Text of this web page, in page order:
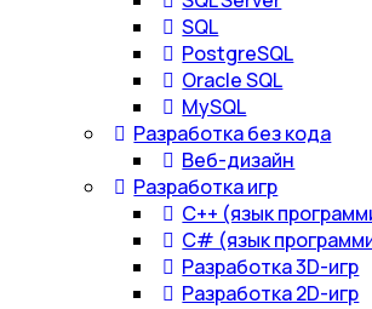
SQL
PostgreSQL
Oracle SQL
MySQL
Разработка без кода
Веб-дизайн
Разработка игр
С++ (язык
С# (язык
Разработка 3D-игр
Разработка 2D-игр